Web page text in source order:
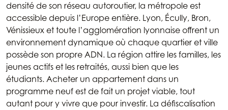
densité de son réseau autoroutier, la métropole est
accessible depuis l’Europe entière. Lyon, Écully, Bron,
Vénissieux et toute l’agglomération lyonnaise offrent un
environnement dynamique où chaque quartier et ville
possède son propre ADN. La région attire les familles, les
jeunes actifs et les retraités, aussi bien que les
étudiants. Acheter un appartement dans un
programme neuf est de fait un projet viable, tout
autant pour y vivre que pour investir. La défiscalisation